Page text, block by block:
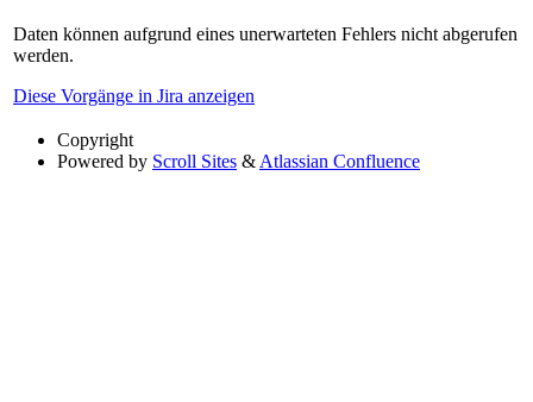
Daten können aufgrund eines unerwarteten Fehlers nicht abgerufen
werden.
Diese Vorgänge in Jira anzeigen
Copyright
Powered by Scroll Sites & Atlassian Confluence